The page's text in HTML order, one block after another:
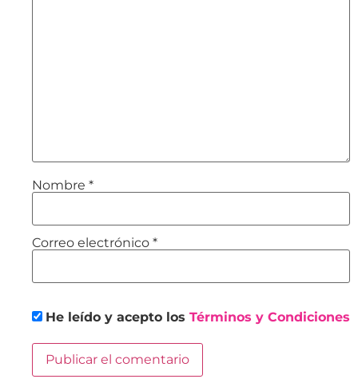
Nombre *
Correo electrónico *
He leído y acepto los Términos y Condiciones